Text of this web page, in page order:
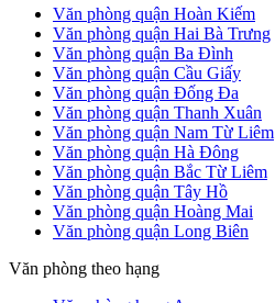
Văn phòng quận Hoàn Kiếm
Văn phòng quận Hai Bà Trưng
Văn phòng quận Ba Đình
Văn phòng quận Cầu Giấy
Văn phòng quận Đống Đa
Văn phòng quận Thanh Xuân
Văn phòng quận Nam Từ Liêm
Văn phòng quận Hà Đông
Văn phòng quận Bắc Từ Liêm
Văn phòng quận Tây Hồ
Văn phòng quận Hoàng Mai
Văn phòng quận Long Biên
Văn phòng theo hạng